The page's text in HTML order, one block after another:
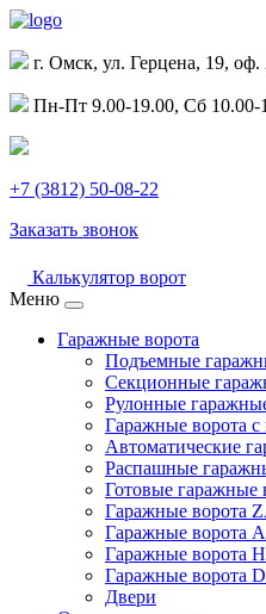
г. Омск, ул. Герцена, 19, оф.
Пн-Пт 9.00-19.00, Сб 10.00-
+7 (3812) 50-08-22
Заказать звонок
Калькулятор ворот
Меню
Гаражные ворота
Подъемные
Секционные
Рулонные
Гаражные ворота с
Автоматические
Распашные
Готовые гаражные
Гаражные ворота
Гаражные ворота
Гаражные ворота
Гаражные ворота
Двери